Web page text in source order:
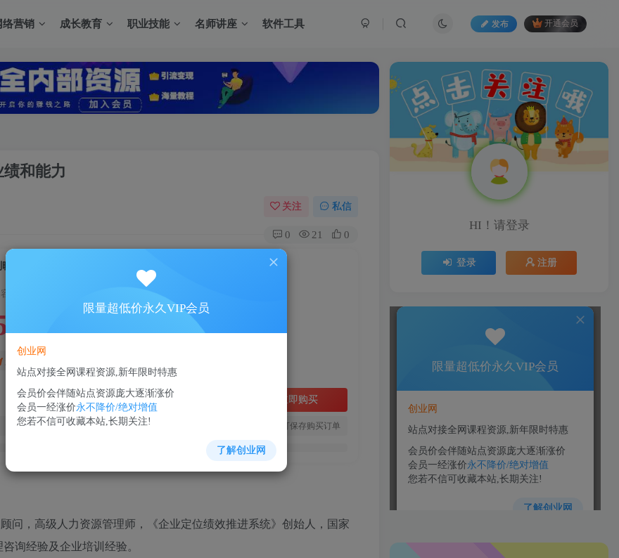
络营销 成长教育 职业技能 名师讲座 软件工具 发布 开通会员
绩和能力
关注 私信
0 21 0
晓利】职场技能-如何让领导赏识你的业绩和能力
为付费资源，请付费后查看
￥ 88
立即购买
您当前未登录！建议登陆后购买，可保存购买订单
问，高级人力资源管理师，《企业定位绩效推进系统》创始人，国家
询经验及企业培训经验。
HI！请登录
登录 注册
生活也美好了！
限量超低价永久VIP会员
创业网
站点对接全网课程资源,新年限时特惠
会员价会伴随站点资源庞大逐渐涨价
会员一经涨价永不降价/绝对增值
您若不信可收藏本站,长期关注!
了解创业网